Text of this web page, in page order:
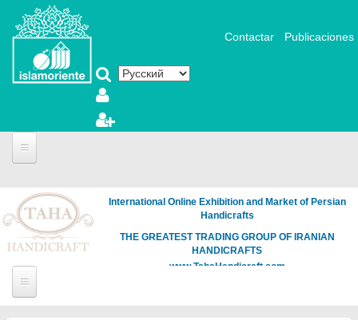
Перейти к основному содержанию
Contactar Publicaciones
International Online Exhibition and Market of Persian
Handicrafts
THE GREATEST TRADING GROUP OF IRANIAN
HANDICRAFTS
www.TahaHandicraft.com